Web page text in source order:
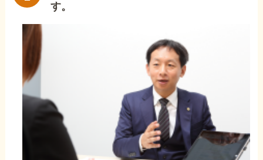
す。